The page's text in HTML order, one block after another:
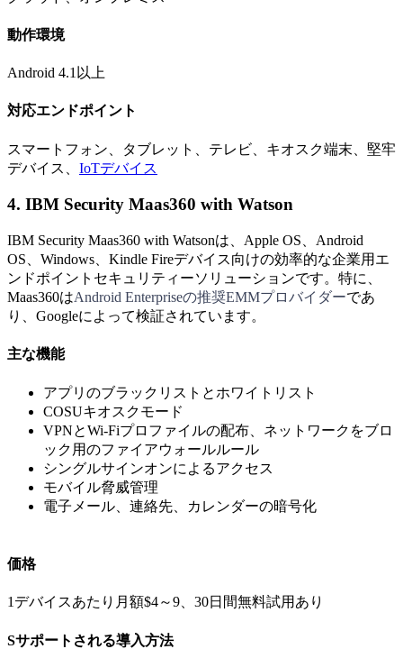
動作環境
Android 4.1以上
対応エンドポイント
スマートフォン、タブレット、テレビ、キオスク端末、堅牢
デバイス、 IoTデバイス
4. IBM Security Maas360 with Watson
IBM Security Maas360 with Watsonは、Apple OS、Android
OS、Windows、Kindle Fireデバイス向けの効率的な企業用エ
ンドポイントセキュリティーソリューションです。特に、
Maas360はAndroid Enterpriseの推奨EMMプロバイダーであ
り、Googleによって検証されています。
主な機能
アプリのブラックリストとホワイトリスト
COSUキオスクモード
VPNとWi-Fiプロファイルの配布、ネットワークをブロ
ック用のファイアウォールルール
シングルサインオンによるアクセス
モバイル脅威管理
電子メール、連絡先、カレンダーの暗号化
価格
1デバイスあたり月額$4～9、30日間無料試用あり
Sサポートされる導入方法